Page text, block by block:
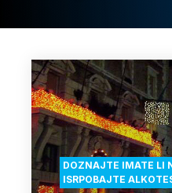
DOZNAJTE IMATE LI
ISRPOBAJTE